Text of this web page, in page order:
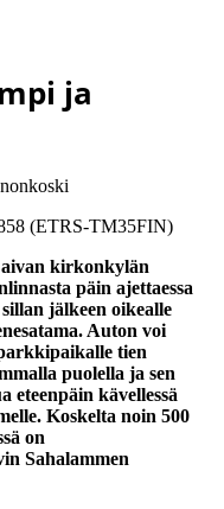
ja
(ETRS-TM35FIN)
kirkonkylän
päin ajettaessa
jälkeen oikealle
Auton voi
tien
puolella ja sen
eteenpäin kävellessä
Koskelta noin 500
on
Sahalammen